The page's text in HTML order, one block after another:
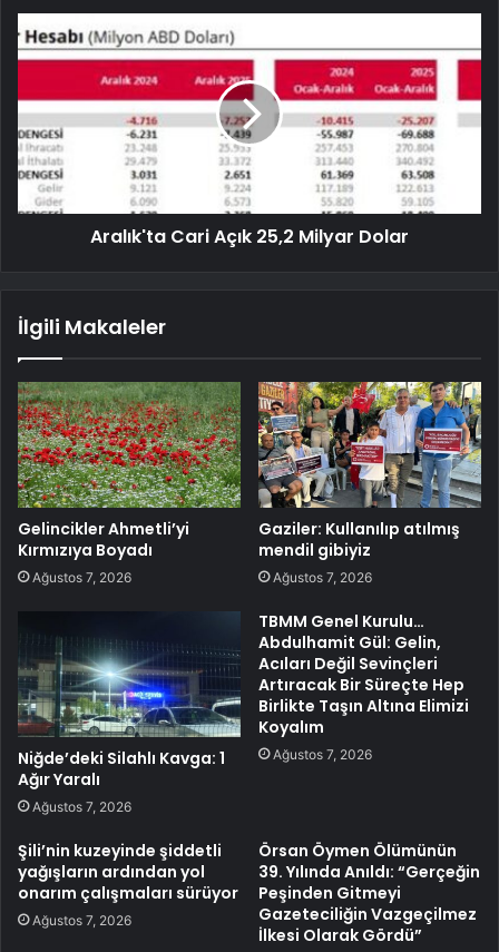
Aralık'ta Cari Açık 25,2 Milyar Dolar
İlgili Makaleler
Gelincikler Ahmetli’yi
Kırmızıya Boyadı
Ağustos 7, 2026
Gaziler: Kullanılıp atılmış
mendil gibiyiz
Ağustos 7, 2026
Niğde’deki Silahlı Kavga: 1
Ağır Yaralı
Ağustos 7, 2026
TBMM Genel Kurulu…
Abdulhamit Gül: Gelin,
Acıları Değil Sevinçleri
Artıracak Bir Süreçte Hep
Birlikte Taşın Altına Elimizi
Koyalım
Ağustos 7, 2026
Şili’nin kuzeyinde şiddetli
yağışların ardından yol
onarım çalışmaları sürüyor
Ağustos 7, 2026
Örsan Öymen Ölümünün
39. Yılında Anıldı: “Gerçeğin
Peşinden Gitmeyi
Gazeteciliğin Vazgeçilmez
İlkesi Olarak Gördü”